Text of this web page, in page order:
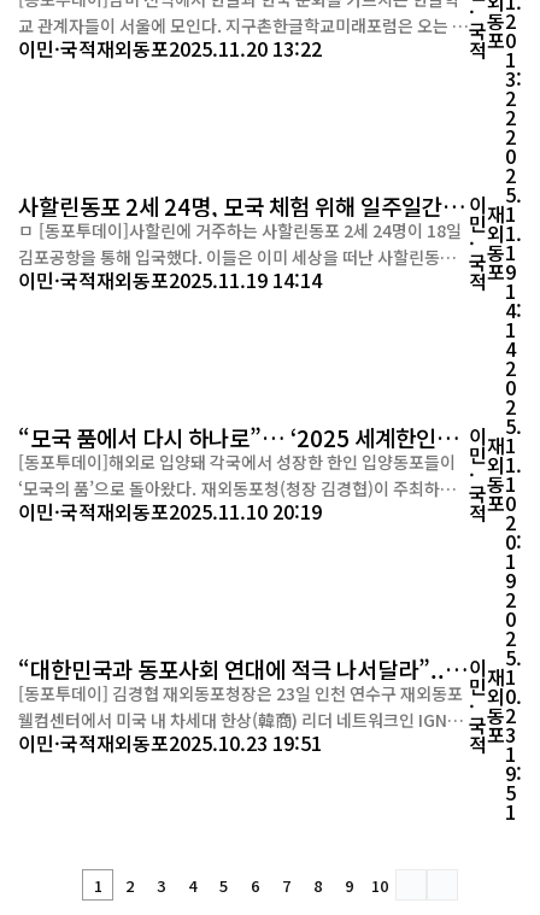
교 관계자들이 서울에 모인다. 지구촌한글학교미래포럼은 오는 1
1월 26일 오후 1시 30분, 서울 중구 종이나라박물관 강의실에서
이민·국적재외동포2025.11.20 13:22
·
국
적
동
포
2
0
1
3:
2
2
사할린동포 2세 24명, 모국 체험 위해 일주일간 방
한
ㅁ [동포투데이]사할린에 거주하는 사할린동포 2세 24명이 18일
김포공항을 통해 입국했다. 이들은 이미 세상을 떠난 사할린동포 1
세의 자녀들로, 평균 연령은 78세다. 이번 방문은 일주일간 진행되
이민·국적재외동포2025.11.19 14:14
이
민
·
국
적
재
외
동
포
2
0
2
5.
1
1.
1
9
1
4:
1
4
“모국 품에서 다시 하나로”… ‘2025 세계한인입
양동포대회’ 인천서 개막
[동포투데이]해외로 입양돼 각국에서 성장한 한인 입양동포들이
‘모국의 품’으로 돌아왔다. 재외동포청(청장 김경협)이 주최하는
‘2025 세계한인입양동포대회’가 10일 인천 송도 쉐라톤 그랜드
이민·국적재외동포2025.11.10 20:19
이
민
·
국
적
재
외
동
포
2
0
2
5.
1
1.
1
0
2
0:
1
9
“대한민국과 동포사회 연대에 적극 나서달라”...
김경협 동포청장, 재미동포 차세대 한상에 당부
[동포투데이] 김경협 재외동포청장은 23일 인천 연수구 재외동포
웰컴센터에서 미국 내 차세대 한상(韓商) 리더 네트워크인 IGN(In
novation & Growth Network·혁신과 성장 네트워크) 소속 재
이민·국적재외동포2025.10.23 19:51
이
민
·
국
적
재
외
동
포
2
0
2
5.
1
0.
2
3
1
9:
5
1
1 2 3 4 5 6 7 8 9 10